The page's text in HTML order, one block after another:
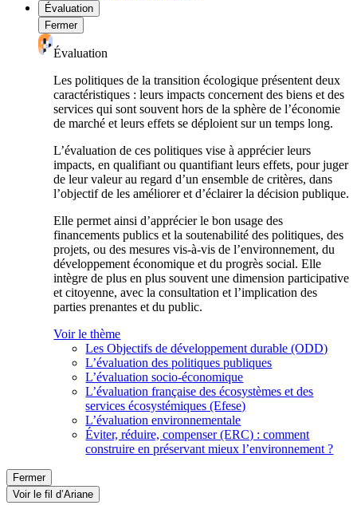
Évaluation
Fermer
Évaluation
Les politiques de la transition écologique présentent deux
caractéristiques : leurs impacts concernent des biens et des
services qui sont souvent hors de la sphère de l’économie
de marché et leurs effets se déploient sur un temps long.
L’évaluation de ces politiques vise à apprécier leurs
impacts, en qualifiant ou quantifiant leurs effets, pour juger
de leur valeur au regard d’un ensemble de critères, dans
l’objectif de les améliorer et d’éclairer la décision publique.
Elle permet ainsi d’apprécier le bon usage des
financements publics et la soutenabilité des politiques, des
projets, ou des mesures vis-à-vis de l’environnement, du
développement économique et du progrès social. Elle
intègre de plus en plus souvent une dimension participative
et citoyenne, avec la consultation et l’implication des
parties prenantes et du public.
Voir le thème
Les Objectifs de développement durable (ODD)
L’évaluation des politiques publiques
L’évaluation socio-économique
L’évaluation française des écosystèmes et des
services écosystémiques (Efese)
L’évaluation environnementale
Éviter, réduire, compenser (ERC) : comment
construire en préservant mieux l’environnement ?
Fermer
Voir le fil d’Ariane